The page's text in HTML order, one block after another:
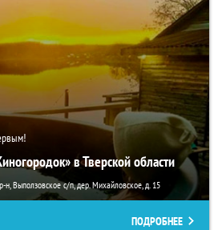
в Тверской области
н, Выползовское с/п, дер. Михайловское, д. 15
ПОДРОБНЕЕ